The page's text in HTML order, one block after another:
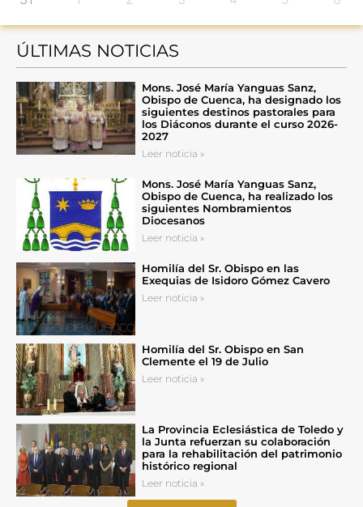
ÚLTIMAS NOTICIAS
Mons. José María Yanguas Sanz,
Obispo de Cuenca, ha designado los
siguientes destinos pastorales para
los Diáconos durante el curso 2026-
2027
Leer noticia »
Mons. José María Yanguas Sanz,
Obispo de Cuenca, ha realizado los
siguientes Nombramientos
Diocesanos
Leer noticia »
Homilía del Sr. Obispo en las
Exequias de Isidoro Gómez Cavero
Leer noticia »
Homilía del Sr. Obispo en San
Clemente el 19 de Julio
Leer noticia »
La Provincia Eclesiástica de Toledo y
la Junta refuerzan su colaboración
para la rehabilitación del patrimonio
histórico regional
Leer noticia »